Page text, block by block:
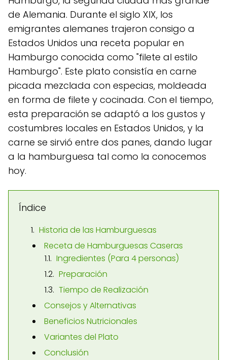
de Alemania. Durante el siglo XIX, los
emigrantes alemanes trajeron consigo a
Estados Unidos una receta popular en
Hamburgo conocida como "filete al estilo
Hamburgo". Este plato consistía en carne
picada mezclada con especias, moldeada
en forma de filete y cocinada. Con el tiempo,
esta preparación se adaptó a los gustos y
costumbres locales en Estados Unidos, y la
carne se sirvió entre dos panes, dando lugar
a la hamburguesa tal como la conocemos
hoy.
Índice
Historia de las Hamburguesas
Receta de Hamburguesas Caseras
Ingredientes (Para 4 personas)
Preparación
Tiempo de Realización
Consejos y Alternativas
Beneficios Nutricionales
Variantes del Plato
Conclusión